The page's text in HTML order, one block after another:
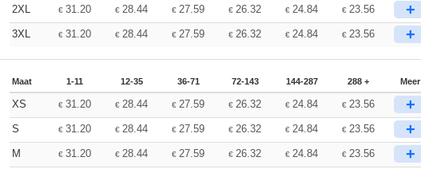
2XL €31.20 €28.44 €27.59 €26.32 €24.84 €23.56 +
3XL €31.20 €28.44 €27.59 €26.32 €24.84 €23.56 +
Maat 1-11 12-35 36-71 72-143 144-287 288 + Meer
XS €31.20 €28.44 €27.59 €26.32 €24.84 €23.56 +
S €31.20 €28.44 €27.59 €26.32 €24.84 €23.56 +
M €31.20 €28.44 €27.59 €26.32 €24.84 €23.56 +